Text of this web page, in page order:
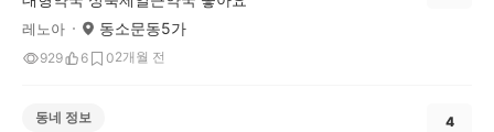
레노아 동소문동5가
929 6 02개월 전
동네 정보 4